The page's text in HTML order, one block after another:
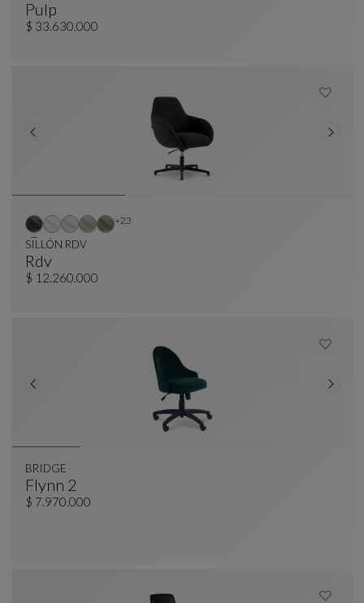
Pulp
Sillón De Oficina
Ver Descripción Completa
$ 33.630.000
Rdv
SILLÓN RDV
Ver Descripción Completa
SILLÓN RDV
$ 12.260.000
+23Otros colores : 23 colores disponibles
Flynn 2
BRIDGE
Ver Descripción Completa
BRIDGE
$ 7.970.000